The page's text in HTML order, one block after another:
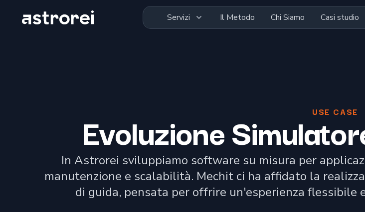
Astrorei Servizi Il Metodo Chi Siamo Casi studio
USE CASE
Evoluzione
In Astrorei sviluppiamo software su misura per
manutenzione e scalabilità. Mechit ci ha affidato la
di guida, pensata per offrire un'esperienza flessibile